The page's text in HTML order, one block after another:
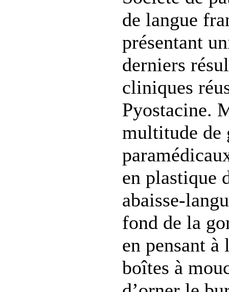
de langue
présentant
derniers
cliniques
Pyostacine.
multitude de
en plastique
abaisse-
fond de la
en pensant à
boîtes à